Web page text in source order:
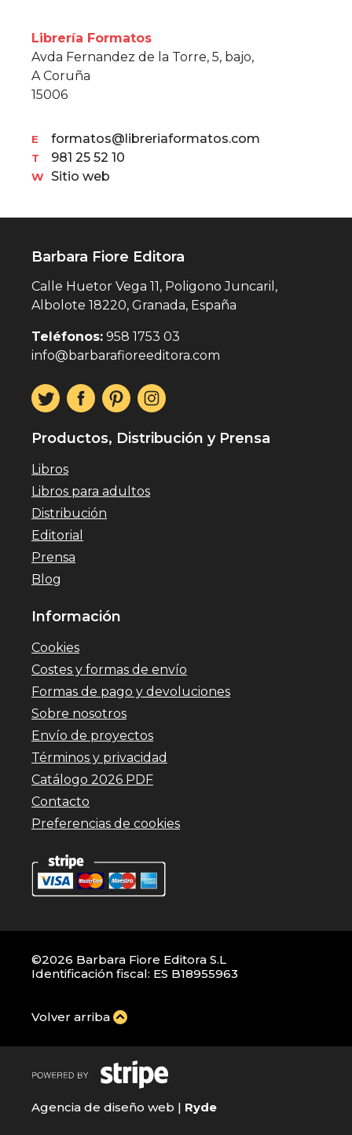
Librería Formatos
Avda Fernandez de la Torre, 5, bajo,
A Coruña
15006
E formatos@libreriaformatos.com
T 981 25 52 10
W Sitio web
Barbara Fiore Editora
Calle Huetor Vega 11, Poligono Juncaril,
Albolote 18220, Granada, España
Teléfonos: 958 1753 03
info@barbarafioreeditora.com
Productos, Distribución y Prensa
Libros
Libros para adultos
Distribución
Editorial
Prensa
Blog
Información
Cookies
Costes y formas de envío
Formas de pago y devoluciones
Sobre nosotros
Envío de proyectos
Términos y privacidad
Catálogo 2026 PDF
Contacto
Preferencias de cookies
©2026 Barbara Fiore Editora S.L
Identificación fiscal: ES B18955963
Volver arriba
Agencia de diseño web | Ryde